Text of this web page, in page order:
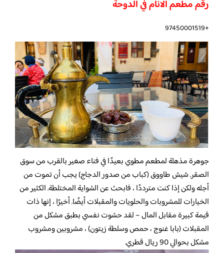
رقم مطعم الانام في الدوحة
+97450001519
جوهرة مذهلة لمطعم مطوي بعيدًا في فناء صغير بالقرب من سوق
الصقر. شيش طاووق (كباب من صدور الدجاج) يجب أن تموت من
أجله ولكن إذا كنت مترددًا ، فابحث عن الشواية المختلطة. الكثير من
الخيارات للمشروبات والحلويات والمقبلات أيضًا. أخيرًا ، إنها ذات
قيمة كبيرة مقابل المال – لقد حشوت نفسي بطبق مشكل من
المقبلات (بابا غنوج ، حمص وسلطة زيتون) ، مشروبين ومشروب
مشكل بحوالي 90 ريال قطري.